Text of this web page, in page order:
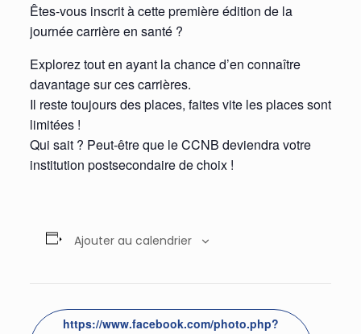
Êtes-vous inscrit à cette première édition de la
journée carrière en santé ?
Explorez tout en ayant la chance d’en connaître
davantage sur ces carrières.
Il reste toujours des places, faites vite les places sont
limitées !
Qui sait ? Peut-être que le CCNB deviendra votre
institution postsecondaire de choix !
Ajouter au calendrier
https://www.facebook.com/photo.php?